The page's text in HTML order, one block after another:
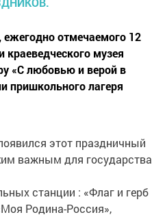
отмечаемого 12
музея
«С любовью и верой в
пришкольного лагеря
этот праздничный
важным для государства
станции : «Флаг и герб
Родина-Россия»,